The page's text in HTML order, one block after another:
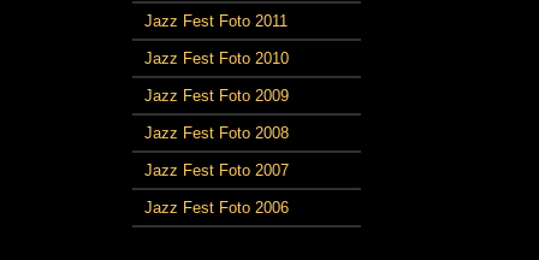
Jazz Fest Foto 2011
Jazz Fest Foto 2010
Jazz Fest Foto 2009
Jazz Fest Foto 2008
Jazz Fest Foto 2007
Jazz Fest Foto 2006